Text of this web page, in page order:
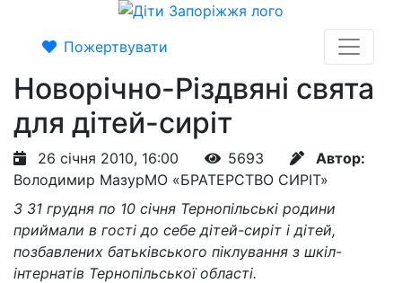
Пожертвувати
Новорічно-Різдвяні свята
для дітей-сиріт
26 січня 2010, 16:00 5693
Автор:
Володимир МазурМО «БРАТЕРСТВО СИРІТ»
З 31 грудня по 10 січня Тернопільські родини
приймали в гості до себе дітей-сиріт і дітей,
позбавлених батьківського піклування з шкіл-
інтернатів Тернопільської області.